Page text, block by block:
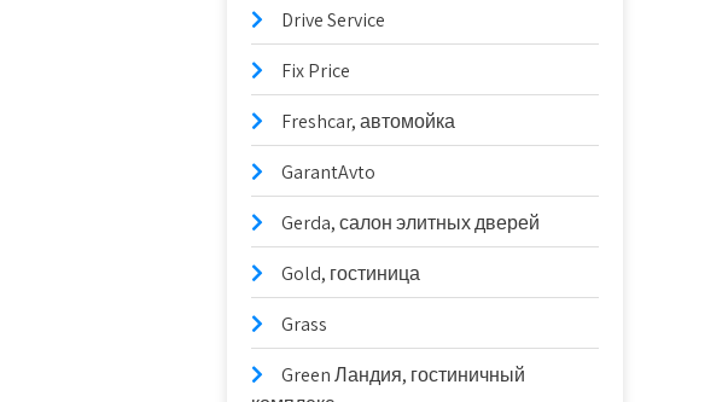
Drive Service
Fix Price
Freshcar, автомойка
GarantAvto
Gerda, салон элитных дверей
Gold, гостиница
Grass
Green Ландия, гостиничный